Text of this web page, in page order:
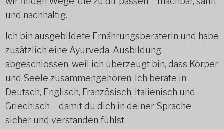
und nachhaltig.
Ich bin ausgebildete Ernährungsberaterin und habe
zusätzlich eine Ayurveda-Ausbildung
abgeschlossen, weil ich überzeugt bin, dass Körper
und Seele zusammengehören. Ich berate in
Deutsch, Englisch, Französisch, Italienisch und
Griechisch – damit du dich in deiner Sprache
sicher und verstanden fühlst.